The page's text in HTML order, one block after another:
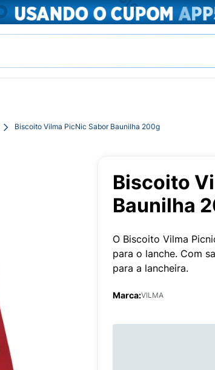
Biscoito Vilma PicNic Sabor Baunilha 200g
Biscoito
Baunilha
O Biscoito Vilma
para o lanche. Com
para a lancheira.
Marca:VILMA